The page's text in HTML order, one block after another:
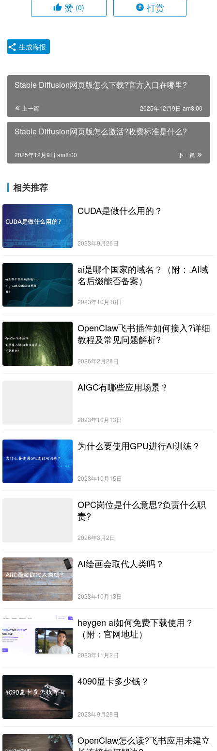
赞 (0) 打赏
生成海报
Stable Diffusion网页版怎么下载?官方入口在哪里?
上一篇 2025年12月9日 am8:00
Stable Diffusion网页版怎么激活?收费标准是什么?
下一篇
2025年12月9日 am8:00
相关推荐
CUDA是做什么用的？
2023年9月26日
ai是哪个国家的域名？（附：.AI域
名后缀能否备案）
2023年10月18日
OpenClaw飞书插件如何接入?详细
教程及常见问题解析?
2026年2月28日
AIGC有哪些应用场景？
2023年10月13日
为什么要使用GPU进行AI训练？
2023年10月15日
OPC岗位是什么意思?负责什么职
责?
2026年3月2日
AI绘画会取代人类吗？
2023年10月13日
heygen ai如何免费下载使用？
（附：官网地址）
2023年11月2日
4090显卡多少钱？
2023年9月29日
OpenClaw怎么读?飞书应用未建立